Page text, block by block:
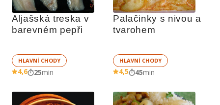
Aljašská treska v
barevném pepři
HLAVNÍ CHODY
4,6 25min
Palačinky s nivou a
tvarohem
HLAVNÍ CHODY
4,5 45min